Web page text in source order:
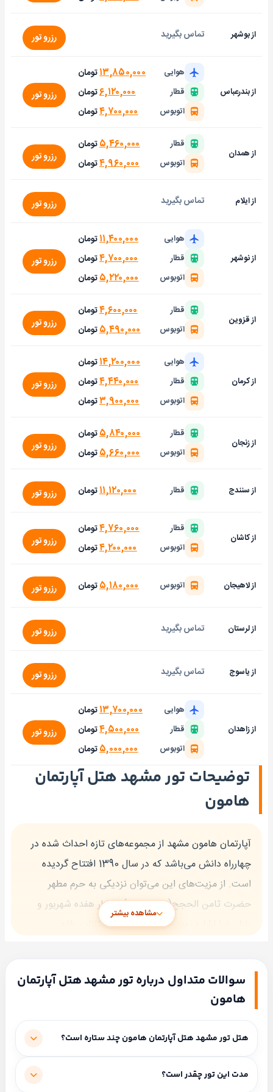
از بوشهر تماس بگیرید رزرو تور
از بندرعباس
هوایی ۱۳,۸۵۰,۰۰۰تومان
قطار ۶,۱۲۰,۰۰۰تومان
اتوبوس ۴,۷۰۰,۰۰۰تومان
رزرو تور
از همدان
قطار ۵,۴۶۰,۰۰۰تومان
اتوبوس ۴,۹۶۰,۰۰۰تومان رزرو تور
از ایلام تماس بگیرید رزرو تور
از نوشهر
هوایی ۱۱,۴۰۰,۰۰۰تومان
قطار ۴,۷۰۰,۰۰۰تومان
اتوبوس ۵,۲۲۰,۰۰۰تومان
رزرو تور
از قزوین
قطار ۴,۶۰۰,۰۰۰تومان
اتوبوس ۵,۴۹۰,۰۰۰تومان رزرو تور
از کرمان
هوایی ۱۴,۲۰۰,۰۰۰تومان
قطار ۴,۴۴۰,۰۰۰تومان
اتوبوس ۳,۹۰۰,۰۰۰تومان
رزرو تور
از زنجان
قطار ۵,۸۴۰,۰۰۰تومان
اتوبوس ۵,۶۶۰,۰۰۰تومان رزرو تور
از سنندج قطار ۱۱,۱۲۰,۰۰۰تومان رزرو تور
از کاشان
قطار ۴,۷۶۰,۰۰۰تومان
اتوبوس ۴,۲۰۰,۰۰۰تومان رزرو تور
از لاهیجان اتوبوس ۵,۱۸۰,۰۰۰تومان رزرو تور
از لرستان تماس بگیرید رزرو تور
از یاسوج تماس بگیرید رزرو تور
از زاهدان
هوایی ۱۳,۷۰۰,۰۰۰تومان
قطار ۴,۵۰۰,۰۰۰تومان
اتوبوس ۵,۰۰۰,۰۰۰تومان
رزرو تور
توضیحات تور مشهد هتل آپارتمان
هامون
آپارتمان هامون مشهد از مجموعه‌های تازه احداث شده در
چهارراه دانش می‌باشد که در سال 1390 افتتاح گردیده
است. از مزیت‌های این می‌توان نزدیکی به حرم مطهر
حضرت ثامن الحجج(علیه السلام) و بازار هفده شهریور و
بازار رضا اشاره نمود. این مجموعه با امکانات رفاهی
امکانات رفاهی و تفریحی هتل:
آسانسور ، خدمات اينترنت بی‌سیم در قسمت پذیرش ،
اولیه ، خدمات اينترنت بی‌سیم (Wifi) ، اعلام حریق ،
نمازخانه
امکانات موجود در داخل اتاق :
مشاهده بیشتر
سحر
علیپور
سوالات متداول درباره تور مشهد هتل آپارتمان
هامون
هتل تور مشهد هتل آپارتمان هامون چند ستاره است؟
این هتل ۱ ستاره است.
مدت این تور چقدر است؟